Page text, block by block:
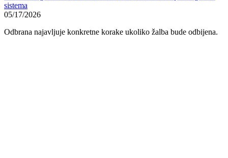
sistema
05/17/2026
Odbrana najavljuje konkretne korake ukoliko žalba bude odbijena.